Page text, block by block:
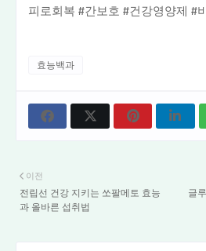
피로회복 #간보호 #건강영양제 #
효능백과
글
이전
전립선 건강 지키는 쏘팔메토 효능
과 올바른 섭취법